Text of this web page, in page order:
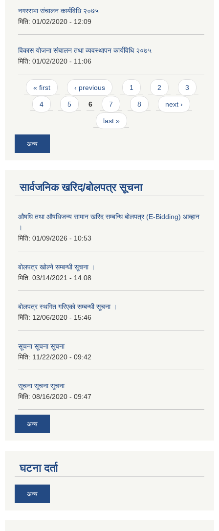
नगरसभा संचालन कार्यविधि २०७५
मिति: 01/02/2020 - 12:09
विकास योजना संचालन तथा व्यवस्थापन कार्यविधि २०७५
मिति: 01/02/2020 - 11:06
Pages
« first ‹ previous 1 2 3
4 5 6 7 8 next ›
last »
अन्य
सार्वजनिक खरिद/बोलपत्र सूचना
औषधि तथा औषधिजन्य सामान खरिद सम्बन्धि बोलपत्र (E-Bidding) आव्हान
।
मिति: 01/09/2026 - 10:53
बाेलपत्र खोल्ने सम्बन्धी सूचना ।
मिति: 03/14/2021 - 14:08
बाेलपत्र स्थगित गरिएकाे सम्बन्धी सूचना ।
मिति: 12/06/2020 - 15:46
सूचना सूचना सूचना
मिति: 11/22/2020 - 09:42
सूचना सूचना सूचना
मिति: 08/16/2020 - 09:47
अन्य
घटना दर्ता
अन्य